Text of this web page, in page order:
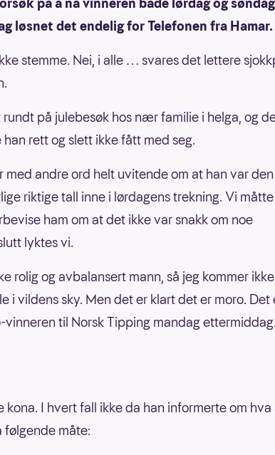
løsnet det endelig for Telefonen fra Hamar.
stemme. Nei, i alle … svares det lettere
på julebesøk hos nær familie i helga, og
rett og slett ikke fått med seg.
med andre ord helt uvitende om at han var
riktige tall inne i lørdagens trekning. Vi
ham om at det ikke var snakk om noe
lyktes vi.
rolig og avbalansert mann, så jeg kommer
i vildens sky. Men det er klart det er moro. Det
vinneren til Norsk Tipping mandag
kona. I hvert fall ikke da han informerte om hva
følgende måte: